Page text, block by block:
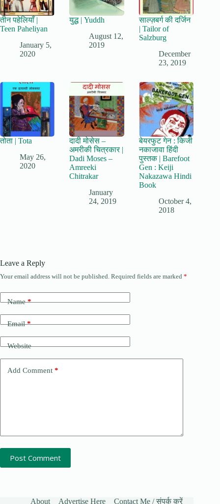
तीन पहेलियाँ |
Teen Paheliyan
January 5,
2020
युद्ध | Yuddh
August 12,
2019
साल्ज़बर्ग की दर्जिन
| Tailor of
Salzburg
December
23, 2019
तोता | Tota
May 26,
2020
दादी मोसेस –
अमरीकी चित्रकार |
Dadi Moses –
Amreeki
Chitrakar
January
24, 2019
बेयरफुट गेन : किजी
नकाजावा हिंदी
पुस्तक | Barefoot
Gen : Keiji
Nakazawa Hindi
Book
October 4,
2018
Leave a Reply
Your email address will not be published. Required fields are marked *
Name*
Email*
Website
Add Comment *
Post Comment
About Advertise Here Contact Me / संपर्क करें